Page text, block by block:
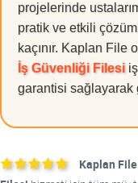
projelerinde
pratik ve etkili
kaçınır. Kaplan File
İş Güvenliği Filesi
garantisi sağlayarak
Kaplan File